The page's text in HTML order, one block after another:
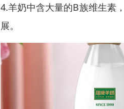
4.羊奶中含大量的B族维生素
展。